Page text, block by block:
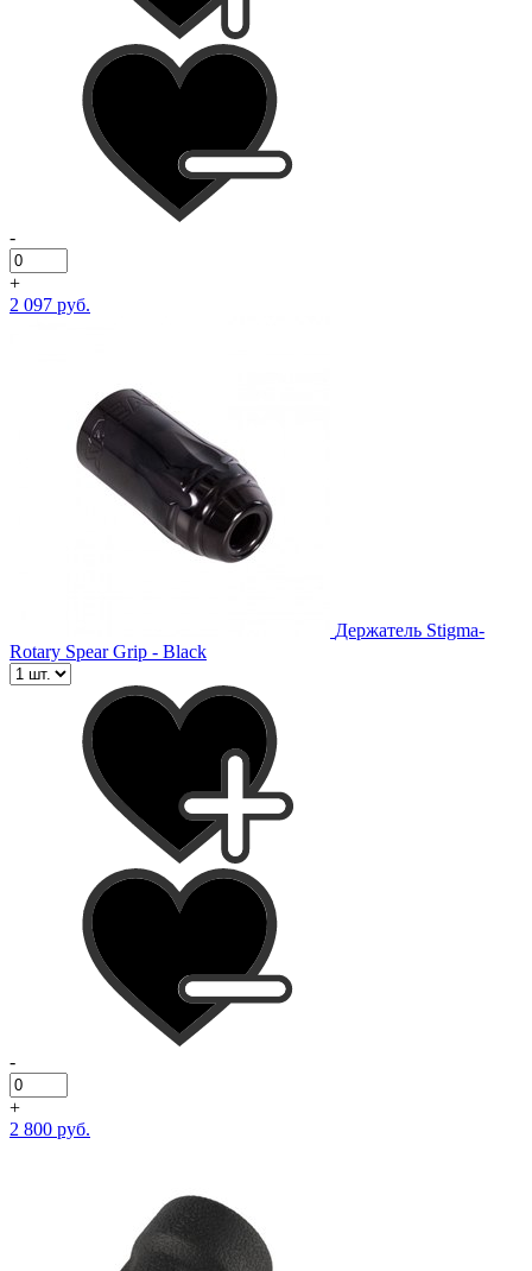
-
+
2 097 руб.
Держатель Stigma-
Rotary Spear Grip - Black
-
+
2 800 руб.